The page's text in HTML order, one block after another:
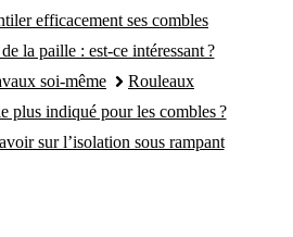
efficacement ses combles
la paille : est-ce intéressant ?
soi-même
Rouleaux
plus indiqué pour les combles ?
sur l’isolation sous rampant